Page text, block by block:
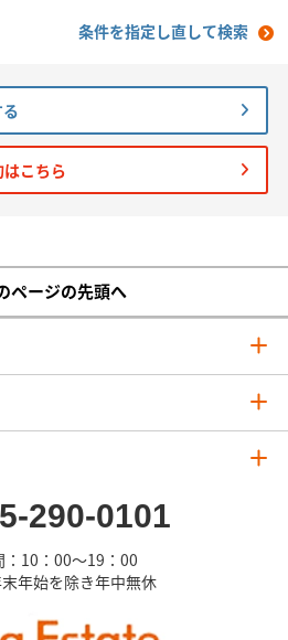
条件を指定し直して検索
こちら
ページの先頭へ
290-0101
：10：00～19：00
年始を除き年中無休